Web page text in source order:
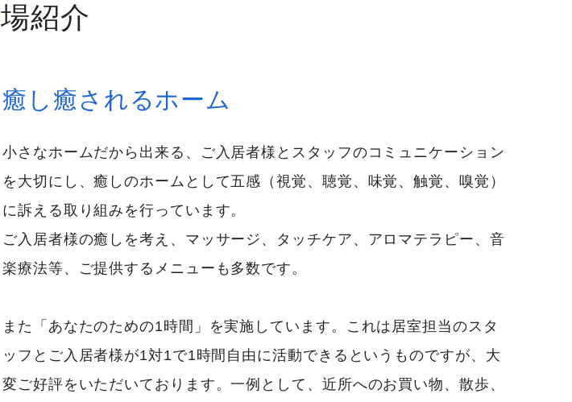
職場紹介
癒し癒されるホーム
小さなホームだから出来る、ご入居者様とスタッフのコミュニケーション
を大切にし、癒しのホームとして五感（視覚、聴覚、味覚、触覚、嗅覚）
に訴える取り組みを行っています。
ご入居者様の癒しを考え、マッサージ、タッチケア、アロマテラピー、音
楽療法等、ご提供するメニューも多数です。
また「あなたのための1時間」を実施しています。これは居室担当のスタ
ッフとご入居者様が1対1で1時間自由に活動できるというものですが、大
変ご好評をいただいております。一例として、近所へのお買い物、散歩、